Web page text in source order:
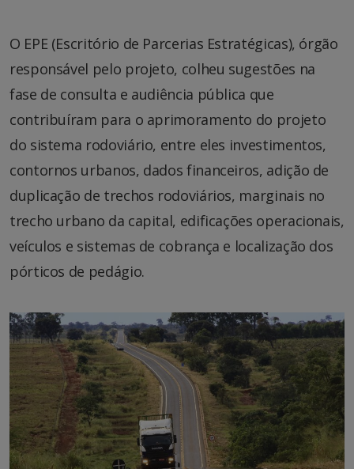
O EPE (Escritório de Parcerias Estratégicas), órgão
responsável pelo projeto, colheu sugestões na
fase de consulta e audiência pública que
contribuíram para o aprimoramento do projeto
do sistema rodoviário, entre eles investimentos,
contornos urbanos, dados financeiros, adição de
duplicação de trechos rodoviários, marginais no
trecho urbano da capital, edificações operacionais,
veículos e sistemas de cobrança e localização dos
pórticos de pedágio.